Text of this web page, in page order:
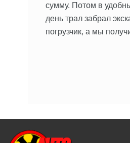
сумму. Потом в
день трал забрал
погрузчик, а мы